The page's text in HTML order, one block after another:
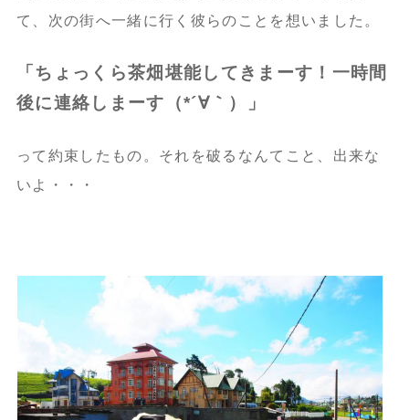
て、次の街へ一緒に行く彼らのことを想いました。
「ちょっくら茶畑堪能してきまーす！一時間
後に連絡しまーす（*´∀｀）」
って約束したもの。それを破るなんてこと、出来な
いよ・・・